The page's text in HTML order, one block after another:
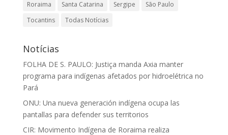
Roraima
Santa Catarina Sergipe
São Paulo
Tocantins
Todas Notícias
Notícias
FOLHA DE S. PAULO: Justiça manda Axia manter
programa para indígenas afetados por hidroelétrica no
Pará
ONU: Una nueva generación indígena ocupa las
pantallas para defender sus territorios
CIR: Movimento Indígena de Roraima realiza